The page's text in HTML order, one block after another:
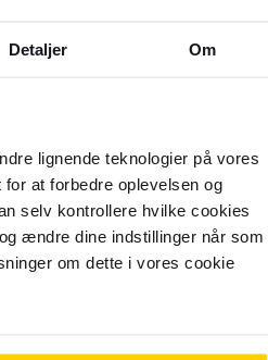
Detaljer Om
lignende teknologier på vores
at forbedre oplevelsen og
selv kontrollere hvilke cookies
ændre dine indstillinger når som
om dette i vores cookie
Envejs
Retur